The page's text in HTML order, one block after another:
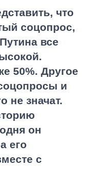
что
соцопрос,
все
50%. Другое
и
не значат.
он
его
с